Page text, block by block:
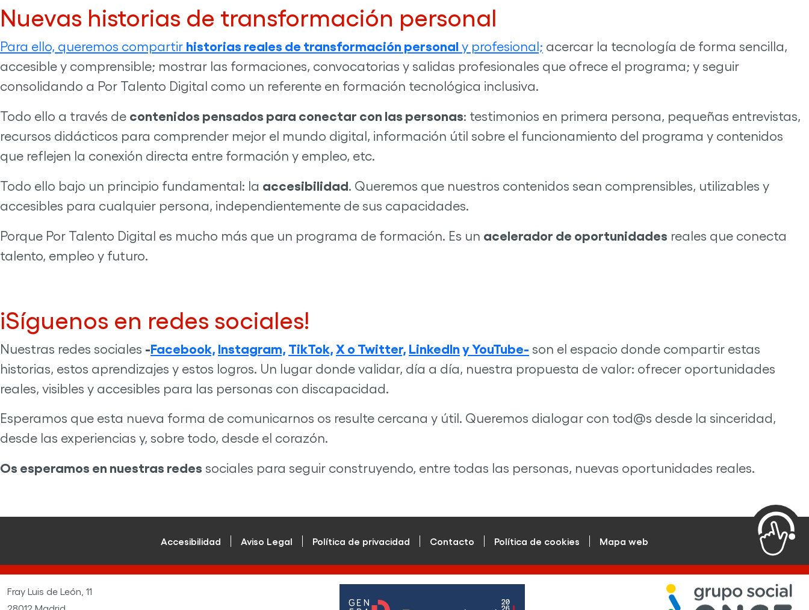
Nuevas historias de transformación personal
Para ello, queremos compartir historias reales de transformación personal y profesional; acercar la tecnología de forma sencilla,
accesible y comprensible; mostrar las formaciones, convocatorias y salidas profesionales que ofrece el programa; y seguir
consolidando a Por Talento Digital como un referente en formación tecnológica inclusiva.
Todo ello a través de contenidos pensados para conectar con las personas: testimonios en primera persona, pequeñas entrevistas,
recursos didácticos para comprender mejor el mundo digital, información útil sobre el funcionamiento del programa y contenidos
que reflejen la conexión directa entre formación y empleo, etc.
Todo ello bajo un principio fundamental: la accesibilidad. Queremos que nuestros contenidos sean comprensibles, utilizables y
accesibles para cualquier persona, independientemente de sus capacidades.
Porque Por Talento Digital es mucho más que un programa de formación. Es un acelerador de oportunidades reales que conecta
talento, empleo y futuro.
¡Síguenos en redes sociales!
Nuestras redes sociales -Facebook, Instagram, TikTok,X o Twitter, LinkedIny YouTube- son el espacio donde compartir estas
historias, estos aprendizajes y estos logros. Un lugar donde validar, día a día, nuestra propuesta de valor: ofrecer oportunidades
reales, visibles y accesibles para las personas con discapacidad.
Esperamos que esta nueva forma de comunicarnos os resulte cercana y útil. Queremos dialogar con tod@s desde la sinceridad,
desde las experiencias y, sobre todo, desde el corazón.
Os esperamos en nuestras redes sociales para seguir construyendo, entre todas las personas, nuevas oportunidades reales.
Accesibilidad Aviso Legal Política de privacidad Contacto Política de cookies Mapa web
Fray Luis de León, 11